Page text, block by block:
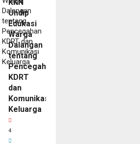
KKN
Undip
Edukasi
Warga
Dalangan
tentang
Pencegahan
KDRT
dan
Komunikasi
Keluarga
4